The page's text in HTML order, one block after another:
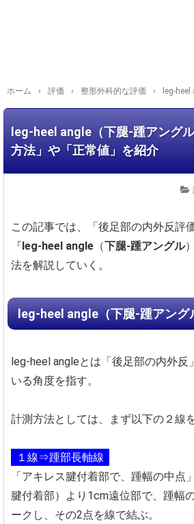
ホーム › 評価 › 整形外科的な評価 › leg-
leg-heel angle（下腿-踵アング
方法」や「正常値」を紹介
この記事では、「後足部の内外反評
『leg-heel angle （下腿-踵アングル
法を解説していく。
leg-heel angle（下腿-踵アング
leg-heel angleとは「後足部の内外反
いる角度を指す。
計測方法としては、まず以下の２線を
１線⇒踵部長軸線
「アキレス腱付着部で、踵幅の中
腱付着部）より1cm遠位部で、踵幅
ークし、その2点を線で結ぶ。